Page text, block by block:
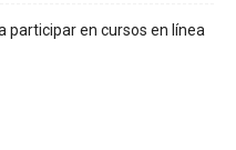
participar en cursos en línea